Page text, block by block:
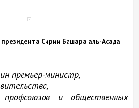
Сирии Башара аль-Асада
премьер-министр,
и общественных